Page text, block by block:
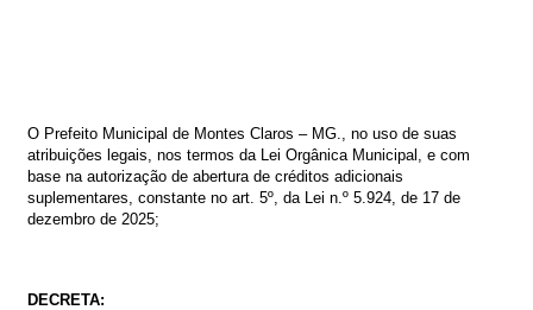
O Prefeito Municipal de Montes Claros – MG., no uso de suas
atribuições legais, nos termos da Lei Orgânica Municipal, e com
base na autorização de abertura de créditos adicionais
suplementares, constante no art. 5º, da Lei n.º 5 .924, de 17 de
dezembro de 2025;
DECRETA: